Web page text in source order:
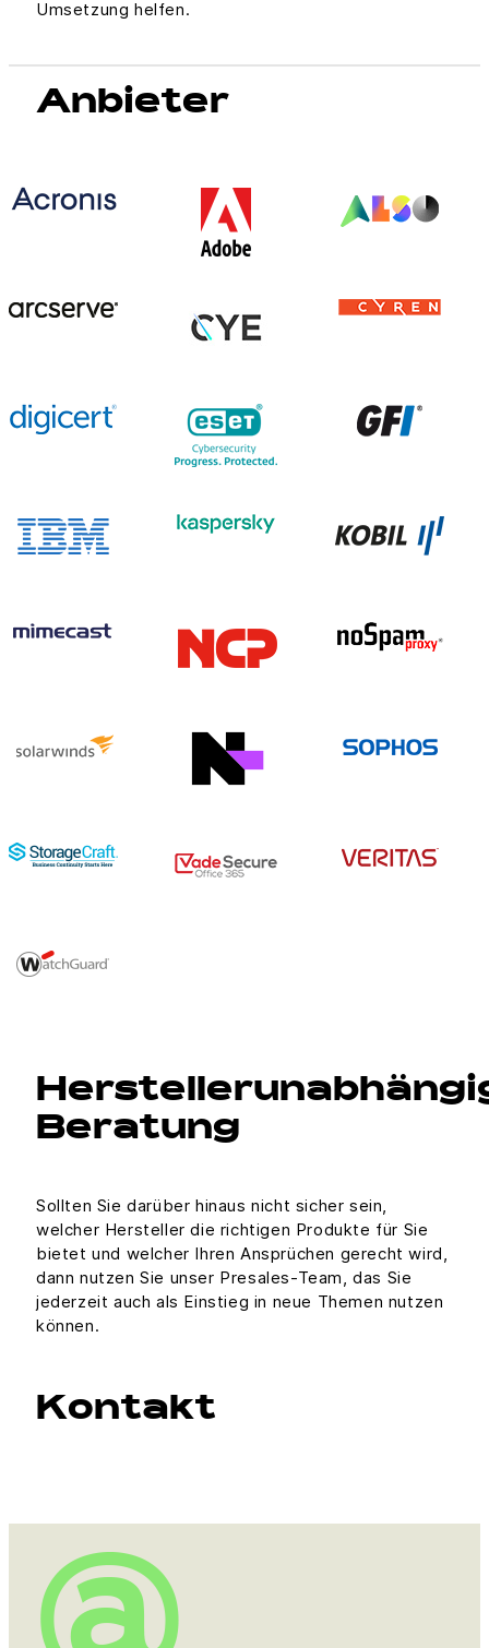
Umsetzung helfen.
Anbieter
Beratung
Sollten Sie darüber hinaus nicht sicher sein,
welcher Hersteller die richtigen Produkte für Sie
bietet und welcher Ihren Ansprüchen gerecht wird,
dann nutzen Sie unser Presales-Team, das Sie
jederzeit auch als Einstieg in neue Themen nutzen
können.
Kontakt